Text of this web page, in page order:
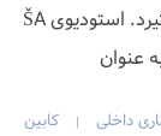
ویژگی های برجسته آب و هوایی آن باشند جای گیرد. استودیوی ŠA
عنوان
داخلی | کابین